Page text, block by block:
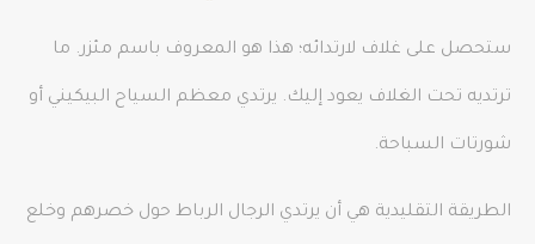
ستحصل على غلاف لارتدائه؛ هذا هو المعروف باسم مئزر. ما
ترتديه تحت الغلاف يعود إليك. يرتدي معظم السياح البيكيني أو
شورتات السباحة.
الطريقة التقليدية هي أن يرتدي الرجال الرباط حول خصرهم وخلع